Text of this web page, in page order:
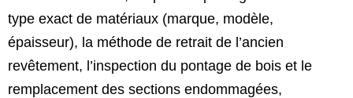
type exact de matériaux (marque, modèle,
épaisseur), la méthode de retrait de l’ancien
revêtement, l’inspection du pontage de bois et le
remplacement des sections endommagées,